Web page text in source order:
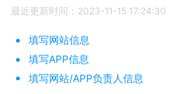
最近更新时间：2023-11-15 17:24:30
填写网站信息
填写APP信息
填写网站/APP负责人信息